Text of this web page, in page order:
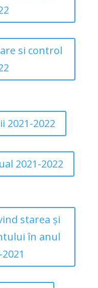
si control
2021-2022
2021-2022
starea și
în anul